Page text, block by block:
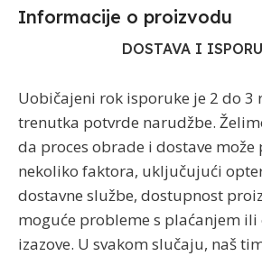
Informacije o proizvodu​
DOSTAVA I
Uobičajeni rok isporuke je 2 do 3
trenutka potvrde narudžbe.
da proces obrade i dostave
nekoliko faktora, uključujući
dostavne službe, dostupnost
moguće probleme s plaćanjem ili
izazove. U svakom slučaju, naš